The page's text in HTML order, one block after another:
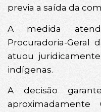
previa a saída da
A medida
Procuradoria-Geral
atuou
indígenas.
A decisão